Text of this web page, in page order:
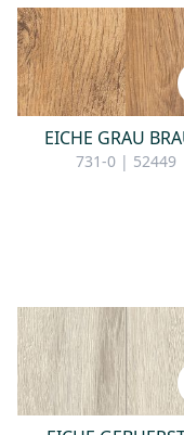
EICHE GRAU
731-0 | 52449